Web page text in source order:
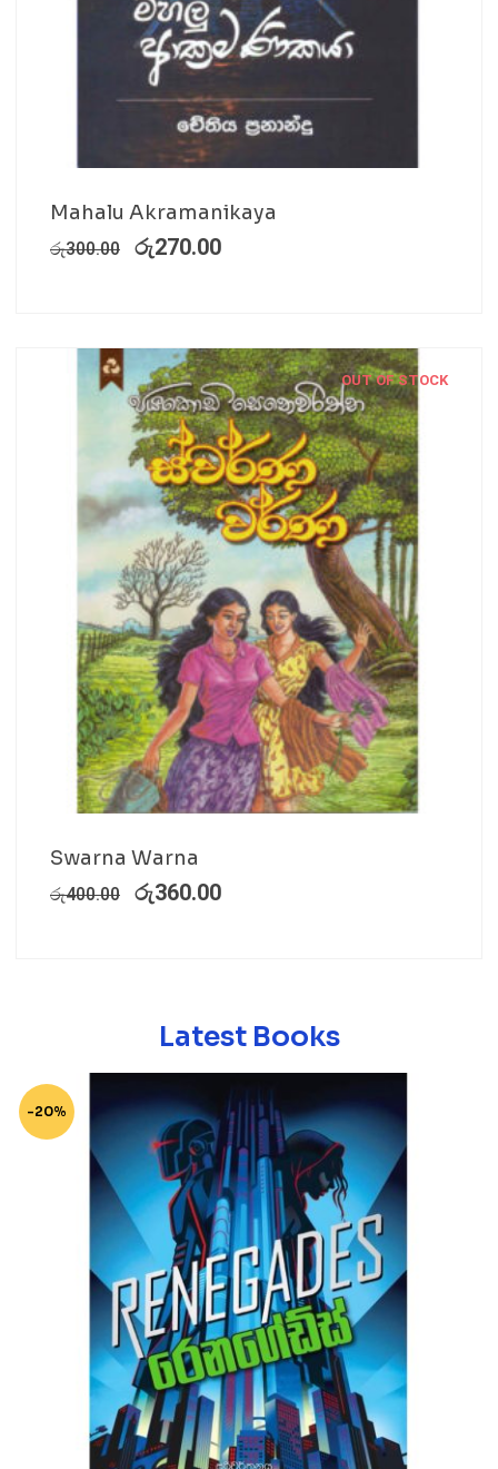
Mahalu Akramanikaya
රු300.00 රු270.00
OUT OF STOCK
Swarna Warna
රු400.00 රු360.00
Latest Books
-20%